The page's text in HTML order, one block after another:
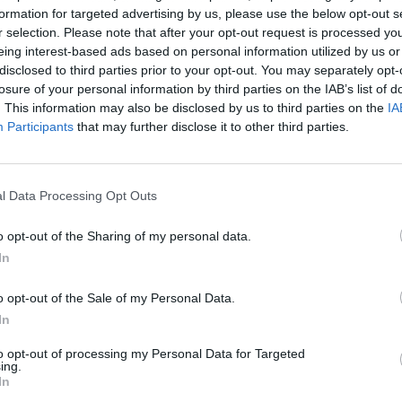
for targeted advertising by us, please use the below opt-out
selection. Please note that after your opt-out request is processed
interest-based ads based on personal information utilized by us
to third parties prior to your opt-out. You may separately
of your personal information by third parties on the IAB’s list of
This information may also be disclosed by us to third parties on the
Participants that may further disclose it to other third parties.
Data Processing Opt Outs
opt-out of the Sharing of my personal data.
opt-out of the Sale of my Personal Data.
opt-out of processing my Personal Data for Targeted
Enterprise Partners Inc.
történt, hogy Kína 16 milliárd dollárnyi amerikai
a hírek is abba az irányba mutatnak, hogy „nagy
több mint 10 éve készül egy lépésre, ami
hand, a portfolio vélemény rovata. Ez itt az on the other hand,
véleményét tükrözik, amelyek nem feltétlenül esnek
portfolio.hu hírarchívumához tartozik, melynek olvasása